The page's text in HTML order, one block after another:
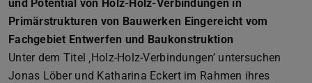
und Potential von Holz-Holz-Verbindungen in
Primärstrukturen von Bauwerken Eingereicht vom
Fachgebiet Entwerfen und Baukonstruktion
Unter dem Titel ‚Holz-Holz-Verbindungen’ untersuchen
Jonas Löber und Katharina Eckert im Rahmen ihres